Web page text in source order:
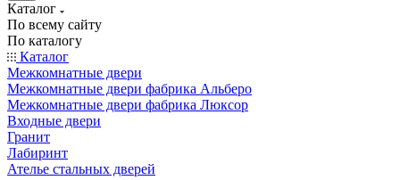
Каталог
По всему сайту
По каталогу
Каталог
Межкомнатные двери
Межкомнатные двери фабрика Альберо
Межкомнатные двери фабрика Люксор
Входные двери
Гранит
Лабиринт
Ателье стальных дверей